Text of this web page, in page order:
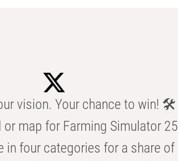
vision. Your chance to win! 🛠️
or map for Farming Simulator 25
in four categories for a share of